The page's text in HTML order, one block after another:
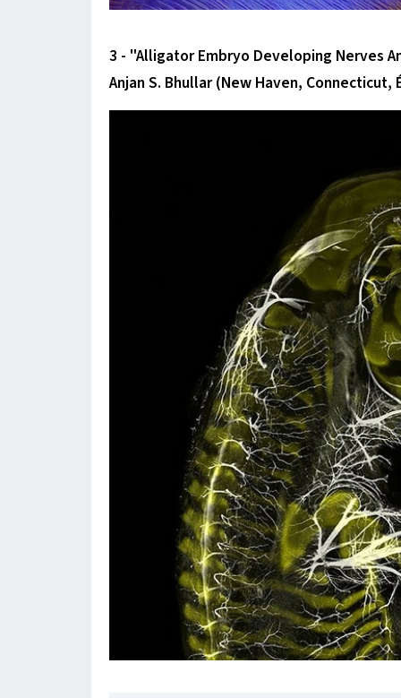
3 - "Alligator Embryo Developing Nerves
Anjan S. Bhullar (New Haven, Connecticut,